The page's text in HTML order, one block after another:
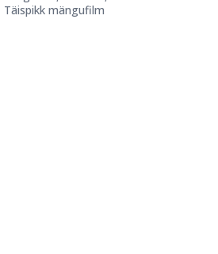
Täispikk mängufilm